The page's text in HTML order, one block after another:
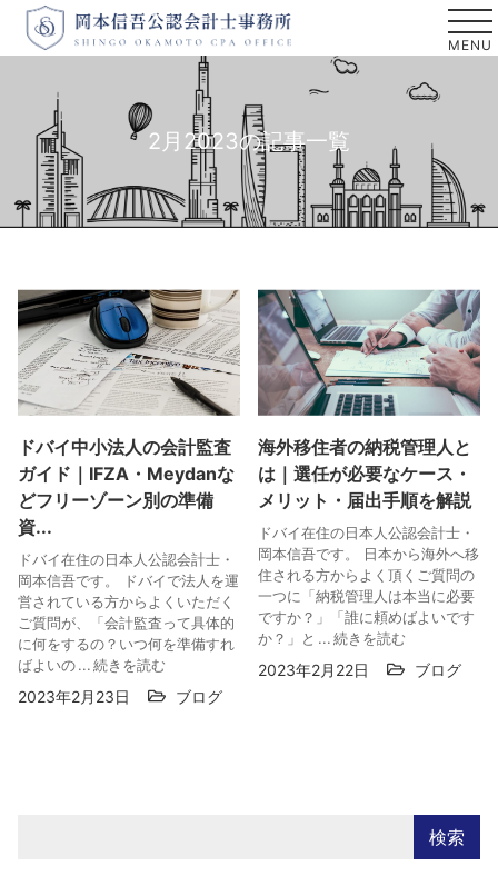
2月2023の記事一覧
ドバイ中小法人の会計監査
ガイド｜IFZA・Meydanな
どフリーゾーン別の準備
資...
ドバイ在住の日本人公認会計士・
岡本信吾です。 ドバイで法人を運
営されている方からよくいただく
ご質問が、「会計監査って具体的
に何をするの？いつ何を準備すれ
ばよいの ...続きを読む
2023年2月23日 ブログ
海外移住者の納税管理人と
は｜選任が必要なケース・
メリット・届出手順を解説
ドバイ在住の日本人公認会計士・
岡本信吾です。 日本から海外へ移
住される方からよく頂くご質問の
一つに「納税管理人は本当に必要
ですか？」「誰に頼めばよいです
か？」と ...続きを読む
2023年2月22日 ブログ
検索